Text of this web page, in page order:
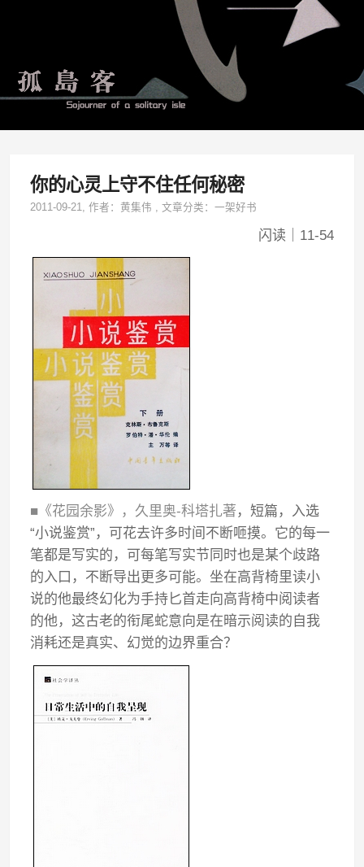
你的心灵上守不住任何秘密
2011-09-21, 作者：黄集伟 ,文章分类：一架好书
闪读｜11-54
■《花园余影》，久里奥-科塔扎著 ，短篇，入选
“小说鉴赏”，可花去许多时间不断咂摸。它的每一
笔都是写实的，可每笔写实节同时也是某个歧路
的入口，不断导出更多可能。坐在高背椅里读小
说的他最终幻化为手持匕首走向高背椅中阅读者
的他，这古老的衔尾蛇意向是在暗示阅读的自我
消耗还是真实、幻觉的边界重合？